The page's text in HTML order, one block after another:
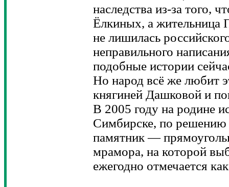
наследства из-за того,
Ёлкиных, а жительница
не лишилась
неправильного
подобные истории
Но народ всё же любит
княгиней Дашковой и
В 2005 году на родине
Симбирске, по решению
памятник —
мрамора, на которой
ежегодно отмечается